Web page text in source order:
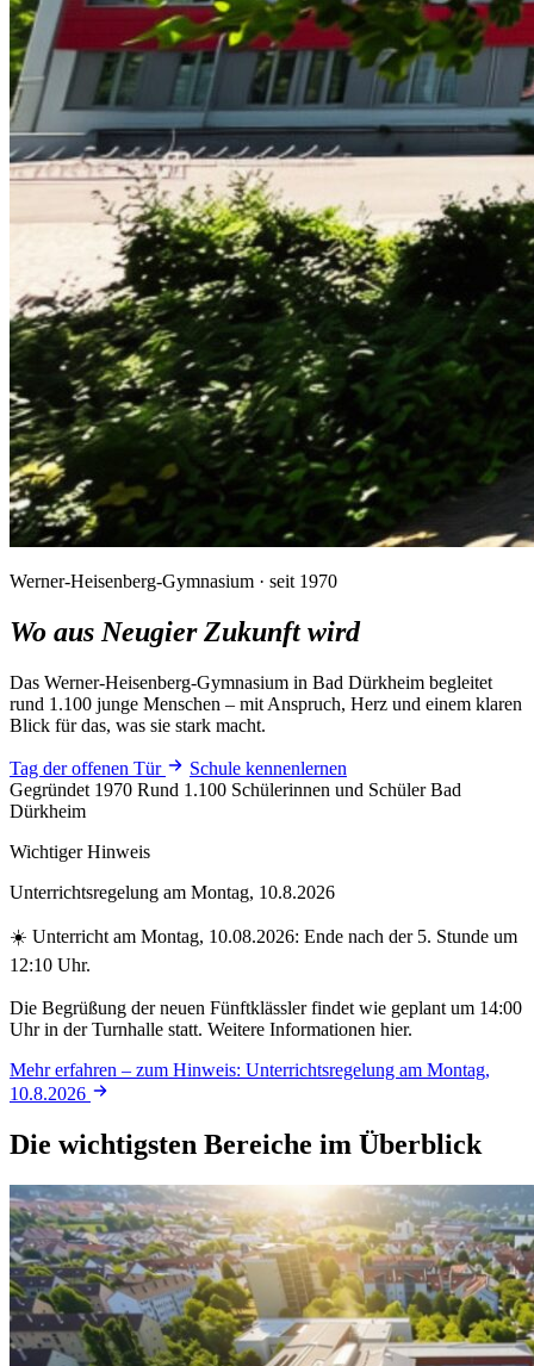
Werner-Heisenberg-Gymnasium · seit 1970
Wo aus Neugier Zukunft wird
Das Werner-Heisenberg-Gymnasium in Bad Dürkheim begleitet
rund 1.100 junge Menschen – mit Anspruch, Herz und einem klaren
Blick für das, was sie stark macht.
Tag der offenen Tür
Schule kennenlernen
Gegründet 1970 Rund 1.100 Schülerinnen und Schüler Bad
Dürkheim
Wichtiger Hinweis
Unterrichtsregelung am Montag, 10.8.2026
☀️ Unterricht am Montag, 10.08.2026: Ende nach der 5. Stunde um
12:10 Uhr.
Die Begrüßung der neuen Fünftklässler findet wie geplant um 14:00
Uhr in der Turnhalle statt. Weitere Informationen hier.
Mehr erfahren – zum Hinweis: Unterrichtsregelung am Montag,
10.8.2026
Die wichtigsten Bereiche im Überblick